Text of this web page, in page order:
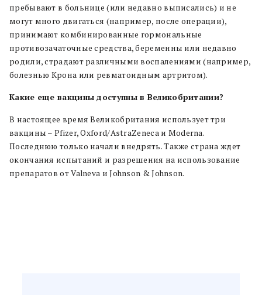
пребывают в больнице (или недавно выписались) и не
могут много двигаться (например, после операции),
принимают комбинированные гормональные
противозачаточные средства, беременны или недавно
родили, страдают различными воспалениями (например,
болезнью Крона или ревматоидным артритом).
Какие еще вакцины доступны в Великобритании?
В настоящее время Великобритания использует три
вакцины – Pfizer, Oxford/AstraZeneca и Moderna.
Последнюю только начали внедрять. Также страна ждет
окончания испытаний и разрешения на использование
препаратов от Valneva и Johnson & Johnson.